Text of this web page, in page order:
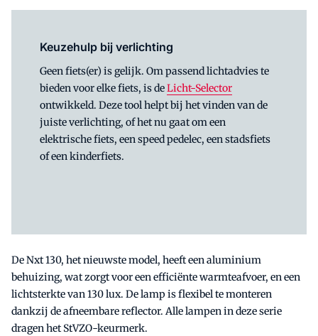
Keuzehulp bij verlichting
Geen fiets(er) is gelijk. Om passend lichtadvies te
bieden voor elke fiets, is deLicht-Selector
ontwikkeld. Deze tool helpt bij het vinden van de
juiste verlichting, of het nu gaat om een
elektrische fiets, een speed pedelec, een stadsfiets
of een kinderfiets.
De Nxt 130, het nieuwste model, heeft een aluminium
behuizing, wat zorgt voor een efficiënte warmteafvoer, en een
lichtsterkte van 130 lux. De lamp is flexibel te monteren
dankzij de afneembare reflector. Alle lampen in deze serie
dragen het StVZO-keurmerk.